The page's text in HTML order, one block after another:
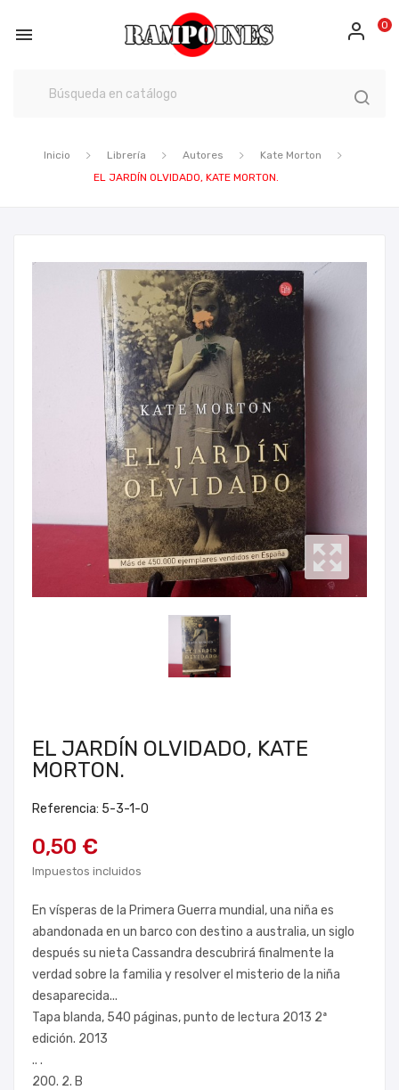
 0
Inicio Librería Autores
Kate Morton
EL JARDÍN OLVIDADO, KATE MORTON.
EL JARDÍN OLVIDADO, KATE
MORTON.
Referencia: 5-3-1-0
0,50 €
Impuestos incluidos
En vísperas de la Primera Guerra mundial, una niña es
abandonada en un barco con destino a australia, un siglo
después su nieta Cassandra descubrirá finalmente la
verdad sobre la familia y resolver el misterio de la niña
desaparecida...
Tapa blanda, 540 páginas, punto de lectura 2013 2ª
edición. 2013
.. .
200. 2. B